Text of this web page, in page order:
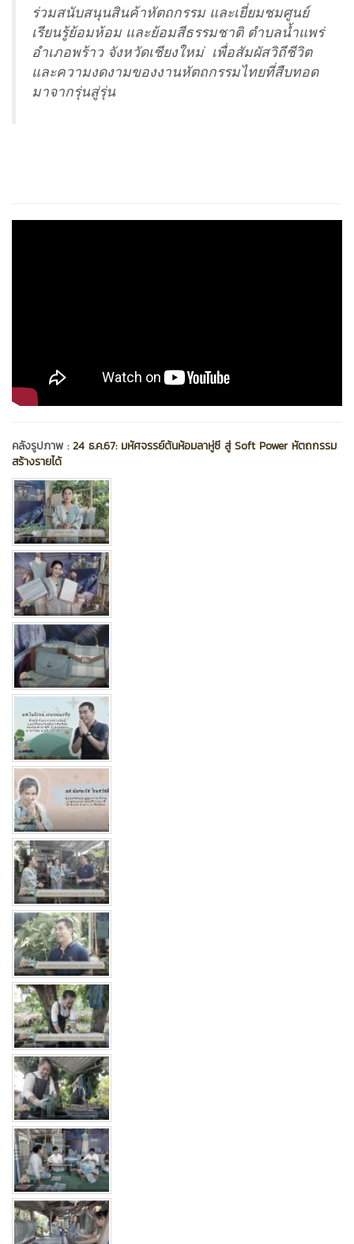
ร่วมสนับสนุนสินค้าหัตถกรรม และเยี่ยมชมศูนย์
เรียนรู้ย้อมห้อม และย้อมสีธรรมชาติ ตำบลน้ำแพร่
อำเภอพร้าว จังหวัดเชียงใหม่ เพื่อสัมผัสวิถีชีวิต
และความงดงามของงานหัตถกรรมไทยที่สืบทอด
มาจากรุ่นสู่รุ่น
คลังรูปภาพ :24 ธ.ค.67: มหัศจรรย์ต้นห้อมลาหู่ซี สู่ Soft Power หัตถกรรม
สร้างรายได้